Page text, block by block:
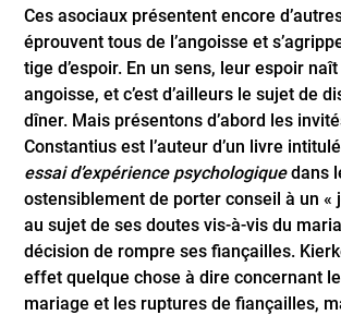
Ces asociaux présentent encore
éprouvent tous de l’angoisse et
tige d’espoir. En un sens, leur espoir
angoisse, et c’est d’ailleurs le sujet de
dîner. Mais présentons d’abord les
Constantius est l’auteur d’un livre intitulé
essai d’expérience psychologiquedans
ostensiblement de porter conseil à un «
au sujet de ses doutes vis-à-vis du
décision de rompre ses fiançailles.
effet quelque chose à dire concernant
mariage et les ruptures de fiançailles,